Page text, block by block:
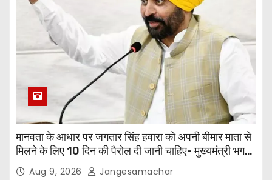
मानवता के आधार पर जगतार सिंह हवारा को अपनी बीमार माता से
मिलने के लिए 10 दिन की पैरोल दी जानी चाहिए- मुख्यमंत्री भगवंत
सिंह मानAug 9, 2026 Jangesamachar